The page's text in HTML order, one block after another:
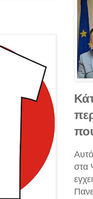
στα